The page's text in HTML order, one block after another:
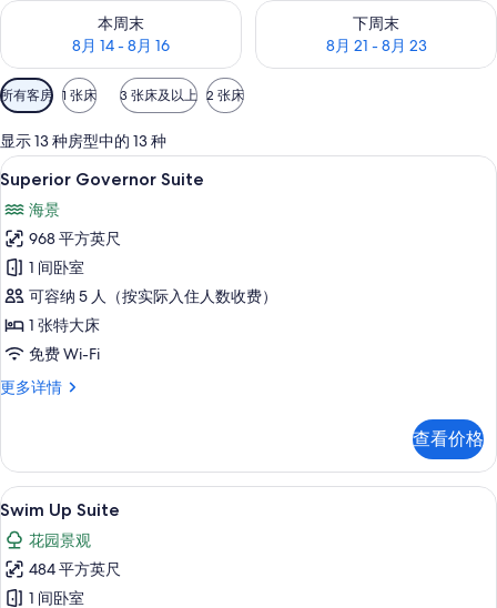
本周末
8月 14 - 8月 16
查看本周末的空房情况：8月 14 - 8月 16
下周末
8月 21 - 8月 23
查看下周末的空房情况：8月
可
用
的
客
房
筛
选
条
件
所有客房 1 张床 3 张床及以上 2 张床
显示 13 种房型中的 13 种
显
Superior
Governor
Suite
的
所
有
照
Superior Governor Suite | 高档床上
11
Superior Governor Suite
海景
968 平方英尺
1 间卧室
可容纳 5 人（按实际入住人数收费）
1 张特大床
免费 Wi-Fi
更多详情
Superior
多
信
息
查看价格
显
示
Swim
Up
Swim Up Suite | 高档床上用品、羽绒
7
Swim Up Suite
花园景观
484 平方英尺
1 间卧室